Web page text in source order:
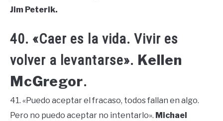
Jim Peterik.
40. «Caer es la vida. Vivir es
volver a levantarse». Kellen
McGregor.
41. «Puedo aceptar el fracaso, todos fallan en algo.
Pero no puedo aceptar no intentarlo». Michael